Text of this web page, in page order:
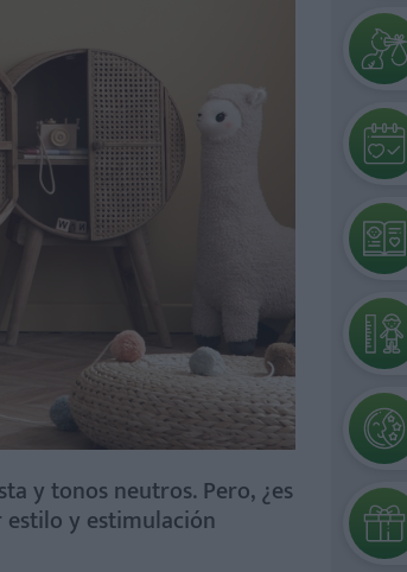
y tonos neutros. Pero, ¿es
y estimulación